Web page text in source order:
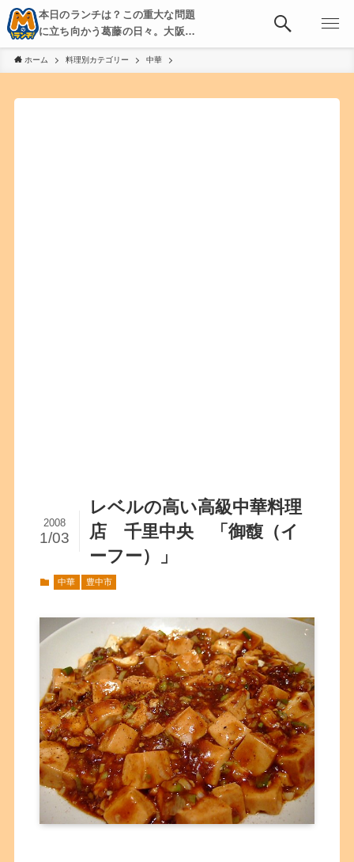
本日のランチは？この重大な問題
に立ち向かう葛藤の日々。大阪・
京都・神戸を中心とした食べ歩
き、飲み歩きを綴る。
ホーム 料理別カテゴリー 中華
レベルの高い高級中華料理
店 千里中央 「御馥（イ
ーフー）」
2008
1/03
中華 豊中市